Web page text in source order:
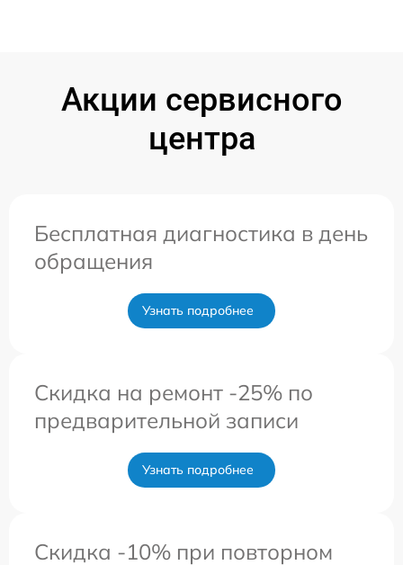
Акции сервисного
центра
Бесплатная диагностика в день
обращения
Узнать подробнее
Скидка на ремонт -25% по
предварительной записи
Узнать подробнее
Скидка -10% при повторном